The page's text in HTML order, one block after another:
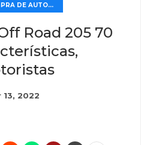
💰COMPRA DE AUTOMÓVEIS
Road 205 70
13, 2022